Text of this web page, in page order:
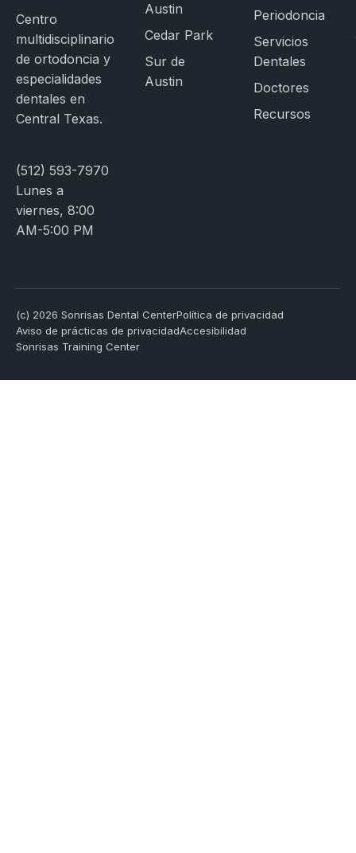
Centro
multidisciplinario
de ortodoncia y
especialidades
dentales en
Central Texas.
(512) 593-7970
Lunes a
viernes, 8:00
AM-5:00 PM
Austin
Cedar Park
Sur de
Austin
Periodoncia
Servicios
Dentales
Doctores
Recursos
(c) 2026 Sonrisas Dental CenterPolítica de privacidad
Aviso de prácticas de privacidadAccesibilidad
Sonrisas Training Center